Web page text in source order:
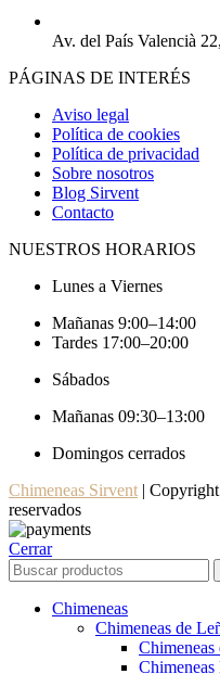
Av. del País Valencià
PÁGINAS DE INTERÉS
Aviso legal
Política de cookies
Política de privacidad
Sobre nosotros
Blog Sirvent
Contacto
NUESTROS HORARIOS
Lunes a Viernes
Mañanas 9:00–14:00
Tardes 17:00–20:00
Sábados
Mañanas 09:30–13:00
Domingos cerrados
Chimeneas Sirvent |
reservados
Cerrar
Chimeneas
Chimeneas de
Chimeneas
Chimeneas